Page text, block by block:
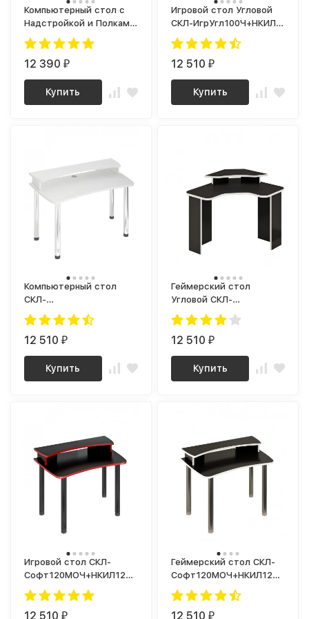
Компьютерный стол с
Надстройкой и Полками
СКЛ-Прям 80 (без
тумбы) + НКЛХ-80
12 390₽
Купить
Игровой стол Угловой
СКЛ-ИгрУгл100Ч+НКИЛ-
УГЛЧ RED
12 510₽
Купить
Компьютерный стол
СКЛ-
Софт140МО+НКИЛ140
12 510₽
Купить
Геймерский стол
Угловой СКЛ-
ИгрУгл100Ч+НКИЛ-УГЛЧ
WHITE
12 510₽
Купить
Игровой стол СКЛ-
Софт120МОЧ+НКИЛ120
RED
12 510₽
Геймерский стол СКЛ-
Софт120МОЧ+НКИЛ120
WHITE
12 510₽